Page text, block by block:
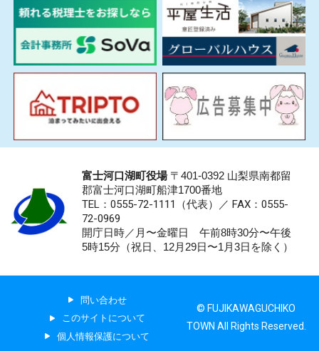
富士河口湖町役場〒401-0392 山梨県南都留
郡富士河口湖町船津1700番地
TEL：0555-72-1111 （代表）／ FAX：0555-
72-0969
開庁日時／月〜金曜日 午前8時30分〜午後
5時15分（祝日、12月29日〜1月3日を除く）
問い合わせ
このサイトについて
個人情報保護について
© FUJIKAWAGUCHIKO
TOWN All Rights Reserved.